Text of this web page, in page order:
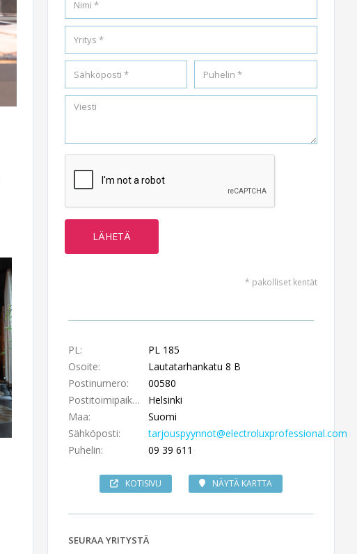
* pakolliset kentät
PL:
PL 185
Osoite:
Lautatarhankatu 8 B
Postinumero:
00580
Postitoimipaikka:
Helsinki
Maa:
Suomi
Sähköposti:
tarjouspyynnot@electroluxprofessional.com
Puhelin:
09 39 611
KOTISIVU NÄYTÄ KARTTA
SEURAA YRITYSTÄ